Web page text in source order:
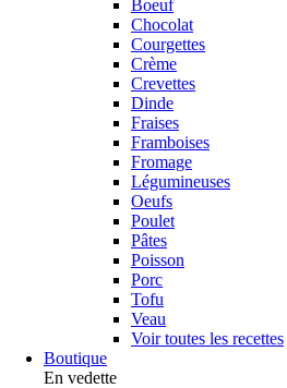
Boeuf
Chocolat
Courgettes
Crème
Crevettes
Dinde
Fraises
Framboises
Fromage
Légumineuses
Oeufs
Poulet
Pâtes
Poisson
Porc
Tofu
Veau
Voir toutes les recettes
Boutique
En vedette